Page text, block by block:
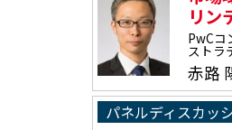
リン
PwCコ
ストラ
赤路
パネルディスカッ